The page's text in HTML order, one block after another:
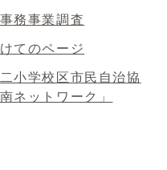
務事業調査
てのページ
小学校区市民自治協
ネットワーク」